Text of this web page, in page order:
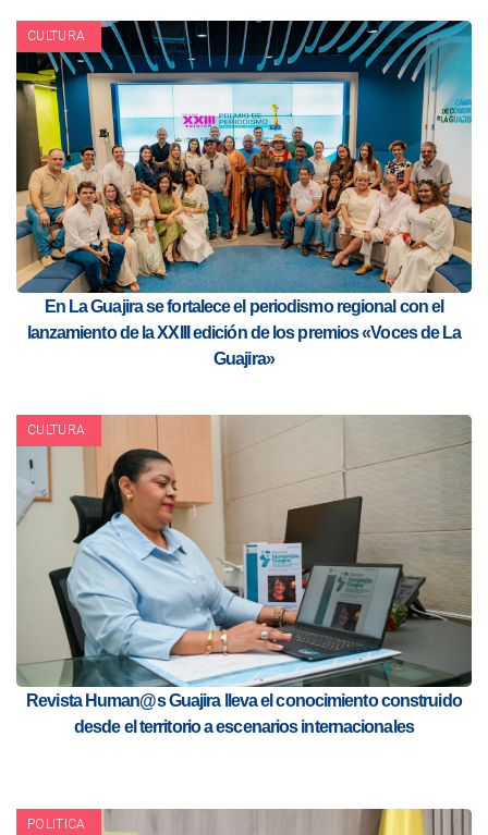
CULTURA
En La Guajira se fortalece el periodismo regional con el
lanzamiento de la XXIII edición de los premios «Voces de La
Guajira»
CULTURA
Revista Human@s Guajira lleva el conocimiento construido
desde el territorio a escenarios internacionales
POLITICA